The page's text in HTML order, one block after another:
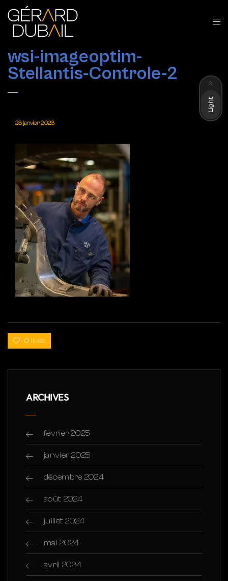
wsi-imageoptim-
Stellantis-Controle-2
23 janvier 2023
0 likes
ARCHIVES
février 2025
janvier 2025
décembre 2024
août 2024
juillet 2024
mai 2024
avril 2024
Light
Dark